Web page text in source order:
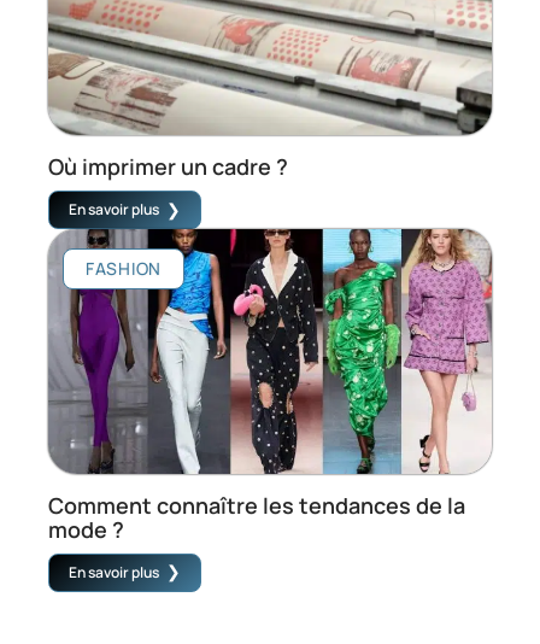
Où imprimer un cadre ?
En savoir plus
FASHION
Comment connaître les tendances de la
mode ?
En savoir plus